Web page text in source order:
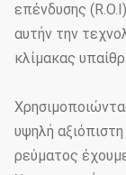
επένδυσης
αυτήν την
κλίμακας
υψηλή
ρεύματος